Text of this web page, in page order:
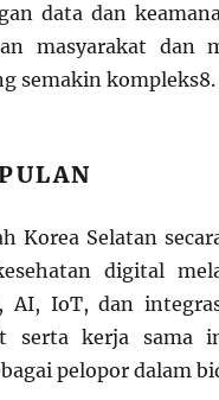
data dan
masyarakat dan
semakin kompleks8.
Korea Selatan
digital
AI, IoT, dan
serta kerja sama
pelopor dalam